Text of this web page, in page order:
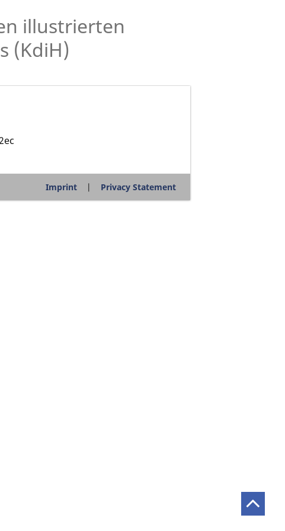
illustrierten
(KdiH)
Imprint Privacy Statement